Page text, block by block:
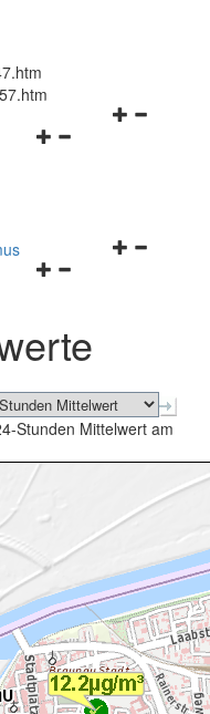
Navigationsmenü
Navigationsmenü
schließen
Stunden Mittelwert am